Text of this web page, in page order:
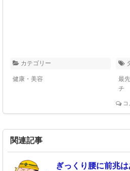
カテゴリー
健康・美容 最
チ
コ
関連記事
ぎっくり腰に前兆